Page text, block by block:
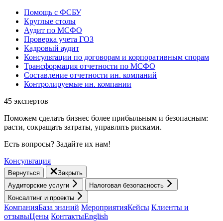
Помощь с ФСБУ
Круглые столы
Аудит по МСФО
Проверка учета ГОЗ
Кадровый аудит
Консультации по договорам и корпоративным спорам
Трансформация отчетности по МСФО
Составление отчетности ин. компаний
Контролируемые ин. компании
45 экспертов
Поможем сделать бизнес более прибыльным и безопасным:
расти, cокращать затраты, управлять рисками.
Есть вопросы? Задайте их нам!
Консультация
Вернуться
Закрыть
Аудиторские услуги
Налоговая безопасность
Консалтинг и проекты
КомпанияБаза знаний МероприятияКейсы Клиенты и
отзывыЦены КонтактыEnglish